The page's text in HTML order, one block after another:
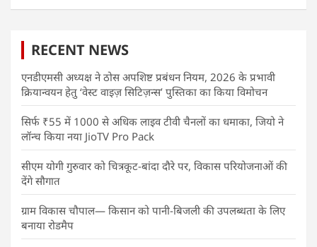
RECENT NEWS
एनडीएमसी अध्यक्ष ने ठोस अपशिष्ट प्रबंधन नियम, 2026 के प्रभावी
क्रियान्वयन हेतु ‘वेस्ट वाइज़ सिटिज़न्स’ पुस्तिका का किया विमोचन
सिर्फ ₹55 में 1000 से अधिक लाइव टीवी चैनलों का धमाका, जियो ने
लॉन्च किया नया JioTV Pro Pack
सीएम योगी गुरुवार को चित्रकूट-बांदा दौरे पर, विकास परियोजनाओं की
देंगे सौगात
ग्राम विकास चौपाल— किसान को पानी-बिजली की उपलब्धता के लिए
बनाया रोडमैप